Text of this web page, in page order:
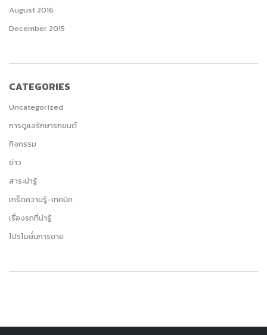
August 2016
December 2015
CATEGORIES
Uncategorized
การดูแลรักษารถยนต์
กิจกรรม
ข่าว
สาระน่ารู้
เกร็ดความรู้-เทคนิค
เรื่องรถที่น่ารู้
โปรโมชั่นการขาย